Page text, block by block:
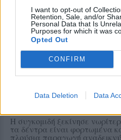
I want to opt-out of
Retention, Sale, and/or
Personal Data that Is
Purposes for which it was
Opted Out
CONFIRM
Data Deletion Data
Οι μικροί δημιουργοί της
παρουσιάζουν τον δικό τους
πολύχρωμο κόσμο
Η Έκθεση Παιδικής
του Αναγνωστηρίου «Η
Ανάπτυξη» ανοίγει τις
από τις 10 έως τις 16
ελεύθερη είσοδο
Το Ίππειος μοσχοβολά σύκο
Η συγκομιδή ξεκίνησε
τα δέντρα είναι φορτωμένα
πλούσια παραγωγή